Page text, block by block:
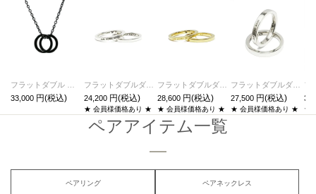
33,000
フラットダブルダイヤモンドリングS-シルバー/指輪
24,200
★ 会員様価格あり ★
フラットダブルダイヤモンドリングS-ゴールド/指輪
28,600
★ 会員様価格あり ★
フラットダブルダイヤモンドリングM-シルバー/指輪
27,500
★ 会員様価格あり ★ ★
ペアアイテム一覧
ペアリング ペアネックレス